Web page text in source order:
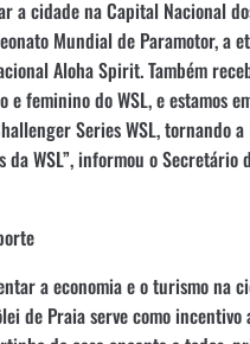
a cidade na Capital Nacional
Mundial de Paramotor, a
Aloha Spirit. Também
e feminino do WSL, e estamos
Series WSL, tornando
da WSL”, informou o Secretário
a economia e o turismo na
de Praia serve como